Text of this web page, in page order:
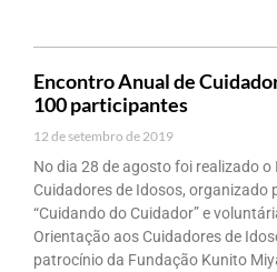
Encontro Anual de
100 participantes
12 de setembro de 2019
No dia 28 de agosto foi realizado
Cuidadores de Idosos, organizado
“Cuidando do Cuidador” e
Orientação aos Cuidadores de
patrocínio da Fundação Kunito